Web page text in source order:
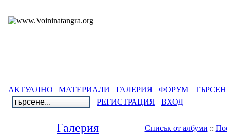
АКТУАЛНО МАТЕРИАЛИ ГАЛЕРИЯ ФОРУМ
РЕГИСТРАЦИЯ
ВХОД
Галерия Списък от албуми ::